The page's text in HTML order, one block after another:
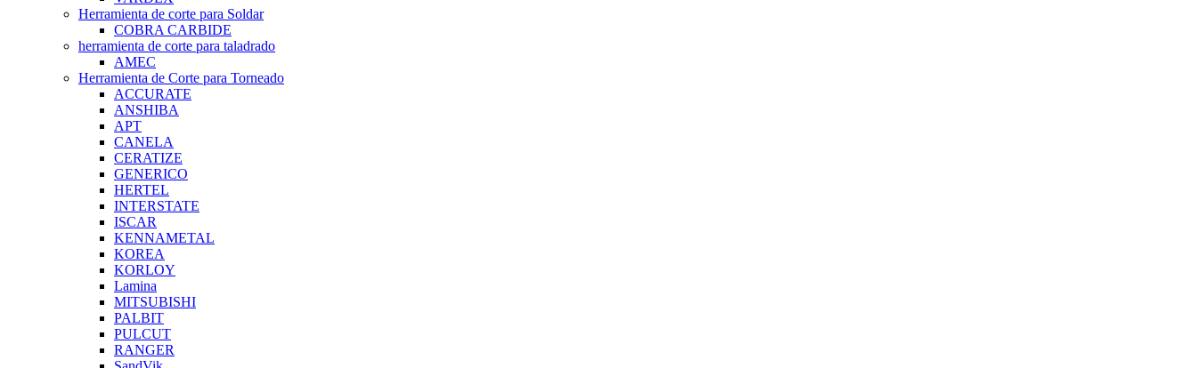
Herramienta de corte para Soldar
COBRA CARBIDE
herramienta de corte para taladrado
AMEC
Herramienta de Corte para Torneado
ACCURATE
ANSHIBA
APT
CANELA
CERATIZE
GENERICO
HERTEL
INTERSTATE
ISCAR
KENNAMETAL
KOREA
KORLOY
Lamina
MITSUBISHI
PALBIT
PULCUT
RANGER